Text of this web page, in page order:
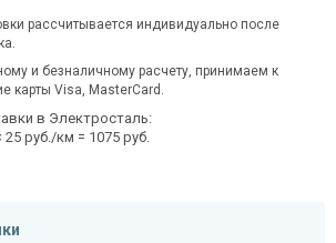
рассчитывается индивидуально после
и безналичному расчету, принимаем к
карты Visa, MasterCard.
в Электросталь:
руб./км = 1075 руб.